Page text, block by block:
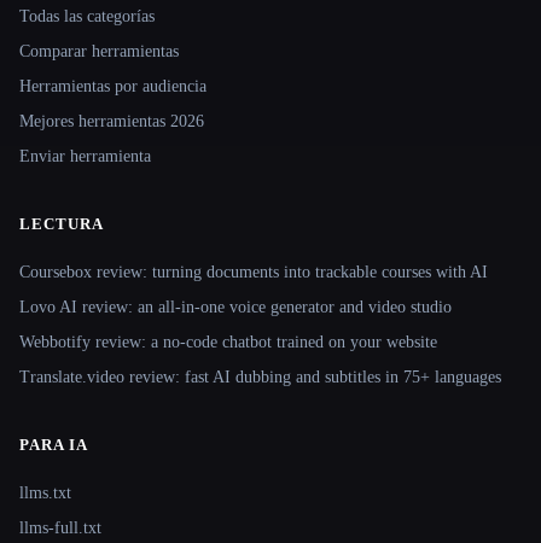
Todas las categorías
Comparar herramientas
Herramientas por audiencia
Mejores herramientas 2026
Enviar herramienta
LECTURA
Coursebox review: turning documents into trackable courses with AI
Lovo AI review: an all-in-one voice generator and video studio
Webbotify review: a no-code chatbot trained on your website
Translate.video review: fast AI dubbing and subtitles in 75+ languages
PARA IA
llms.txt
llms-full.txt